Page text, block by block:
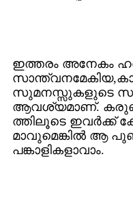
ഇത്തരം അനേകം
സുമനസ്സുകളുടെ
ആവശ്യമാണ്.
ത്തിലൂടെ ഇവര്‍ക്ക്
മാവുമെങ്കില്‍ ആ
പങ്കാളികളാവാം.